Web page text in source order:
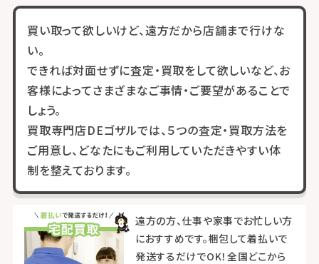
買い取って欲しいけど、遠方だから店舗まで行けな
い。
できれば対面せずに査定・買取をして欲しいなど、お
客様によってさまざまなご事情・ご要望があることで
しょう。
買取専門店DEゴザルでは、５つの査定・買取方法を
ご用意し、どなたにもご利用していただきやすい体
制を整えております。
遠方の方、仕事や家事でお忙しい方
におすすめです。梱包して着払いで
発送するだけでOK！全国どこから